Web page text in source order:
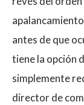
antes de que
tiene la opción
simplemente
director de